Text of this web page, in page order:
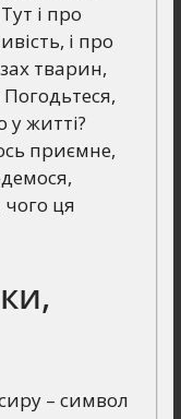
і про
і про
тварин,
у житті?
приємне,
ця
– символ